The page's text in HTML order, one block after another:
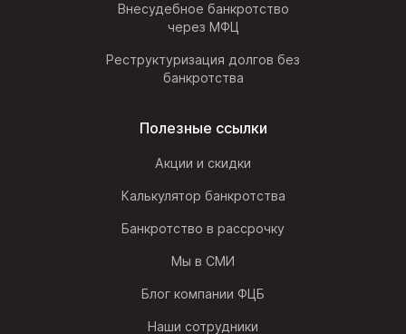
Внесудебное банкротство
через МФЦ
Реструктуризация долгов без
банкротства
Полезные ссылки
Акции и скидки
Калькулятор банкротства
Банкротство в рассрочку
Мы в СМИ
Блог компании ФЦБ
Наши сотрудники